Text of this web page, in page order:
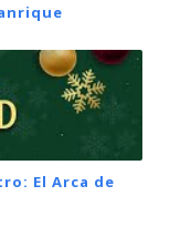
El Arca de